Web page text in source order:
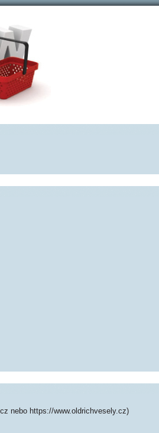
nebo https://www.oldrichvesely.cz)